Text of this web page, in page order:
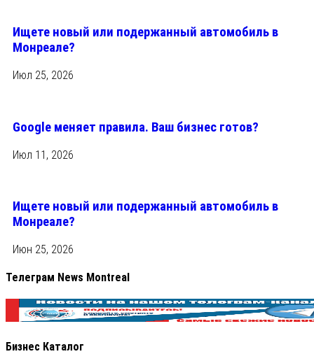
Ищете новый или подержанный автомобиль в
Монреале?
Июл 25, 2026
Google меняет правила. Ваш бизнес готов?
Июл 11, 2026
Ищете новый или подержанный автомобиль в
Монреале?
Июн 25, 2026
Телеграм News Montreal
Бизнес Каталог